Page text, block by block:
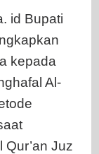
Melalui
Metode
Kauny
id Bupati
kepada
Al-
Juz